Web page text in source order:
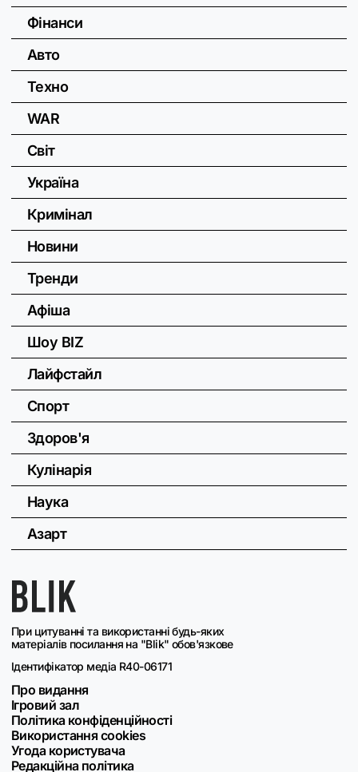
При цитуванні та використанні будь-яких
матеріалів посилання на "Blik" обов'язкове
Ідентифікатор медіа R40-06171
Про видання
Ігровий зал
Політика конфіденційності
Використання cookies
Угода користувача
Редакційна політика
Фінанси
Авто
Техно
WAR
Світ
Україна
Кримінал
Новини
Тренди
Афіша
Шоу BIZ
Лайфстайл
Спорт
Здоров'я
Кулінарія
Наука
Азарт